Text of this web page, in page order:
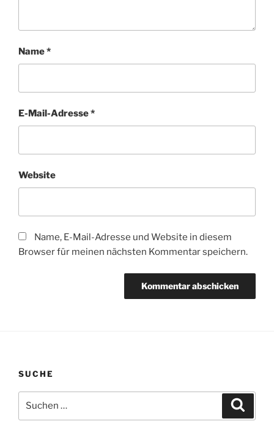
Name*
E-Mail-Adresse*
Website
Name, E-Mail-Adresse und Website in diesem
Browser für meinen nächsten Kommentar speichern.
SUCHE
nach: